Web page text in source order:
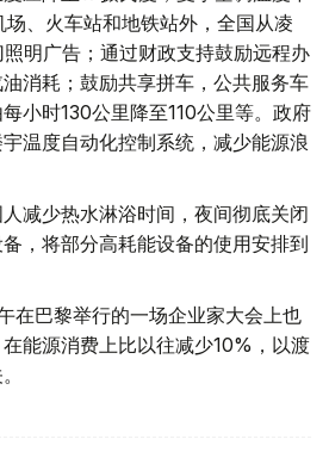
、火车站和地铁站外，全国从凌
明广告；通过财政支持鼓励远程办
消耗；鼓励共享拼车，公共服务车
小时130公里降至110公里等。政府
温度自动化控制系统，减少能源浪
减少热水淋浴时间，夜间彻底关闭
，将部分高耗能设备的使用安排到
在巴黎举行的一场企业家大会上也
能源消费上比以往减少10%，以渡